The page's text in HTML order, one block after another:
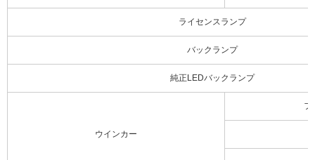
ライセンスランプ
バックランプ
純正LEDバックランプ
ウインカー
フ